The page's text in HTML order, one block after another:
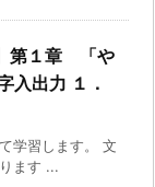
第１章 「や
入出力 １．
学習します。 文
ます ...